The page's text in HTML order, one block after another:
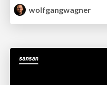
wolfgangwagner